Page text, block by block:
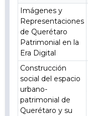
Imágenes y
Representaciones
de Querétaro
Patrimonial en la
Era Digital
Construcción
social del espacio
urbano-
patrimonial de
Querétaro y su